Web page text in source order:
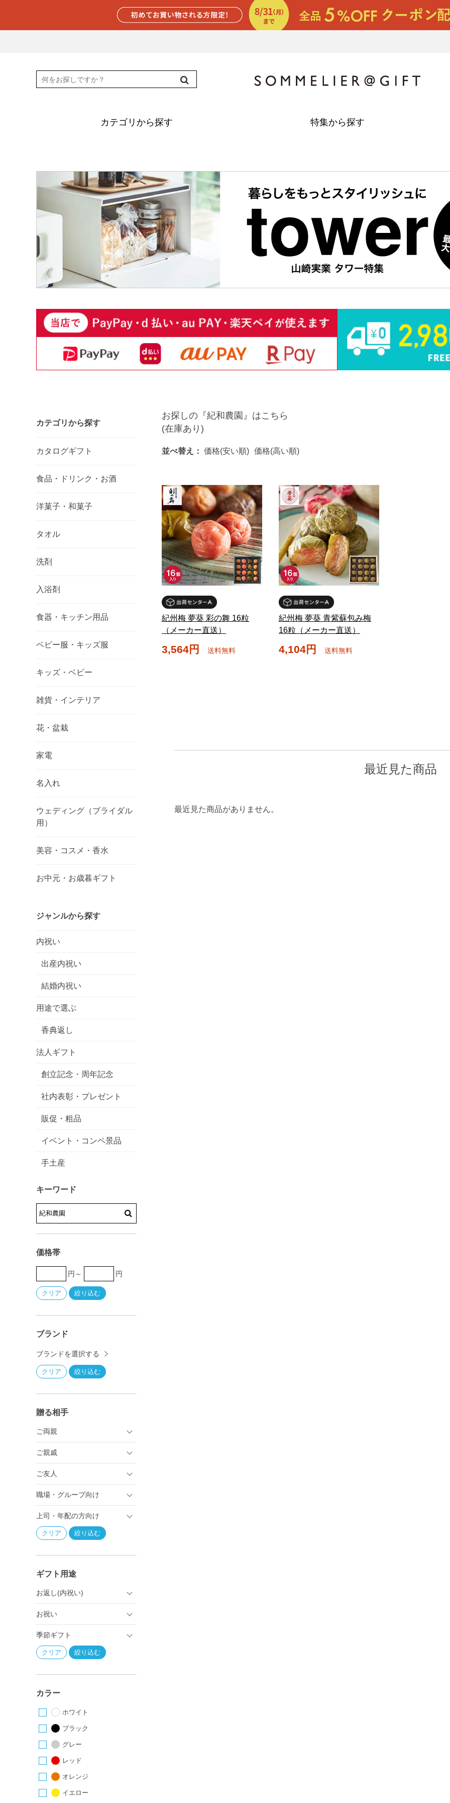
カテゴリから探す 特集から探す
カテゴリから探す
カタログギフト
食品・ドリンク・お酒
洋菓子・和菓子
タオル
洗剤
入浴剤
食器・キッチン用品
ベビー服・キッズ服
キッズ・ベビー
雑貨・インテリア
花・盆栽
家電
名入れ
ウェディング（ブライダル
用）
美容・コスメ・香水
お中元・お歳暮ギフト
ジャンルから探す
内祝い
出産内祝い
結婚内祝い
用途で選ぶ
香典返し
法人ギフト
創立記念・周年記念
社内表彰・プレゼント
販促・粗品
イベント・コンペ景品
手土産
キーワード
価格帯
円～ 円
ブランド
ブランドを選択する
贈る相手
ご両親
ご親戚
ご友人
職場・グループ向け
上司・年配の方向け
ギフト用途
お返し(内祝い)
お祝い
季節ギフト
カラー
ホワイト
ブラック
グレー
レッド
オレンジ
イエロー
お探しの『紀和農園』はこちら
(在庫あり)
並べ替え： 価格(安い順) 価格(高い順)
紀州梅 夢葵 彩の舞 16粒
（メーカー直送）
3,564円 送料無料
紀州梅 夢葵 青紫蘇包み梅
16粒（メーカー直送）
4,104円 送料無料
最近見た商品
最近見た商品がありません。